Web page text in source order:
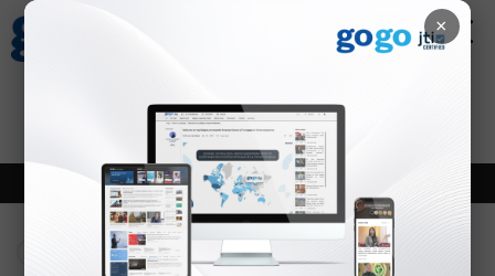
×
Зурхай
8.09
Онцлох Шинэ